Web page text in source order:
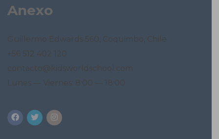
Anexo
Guillermo Edwards 560, Coquimbo, Chile
+56 512 402 120
contacto@kidsworldschool.com
Lunes — Viernes: 8:00 — 18:00